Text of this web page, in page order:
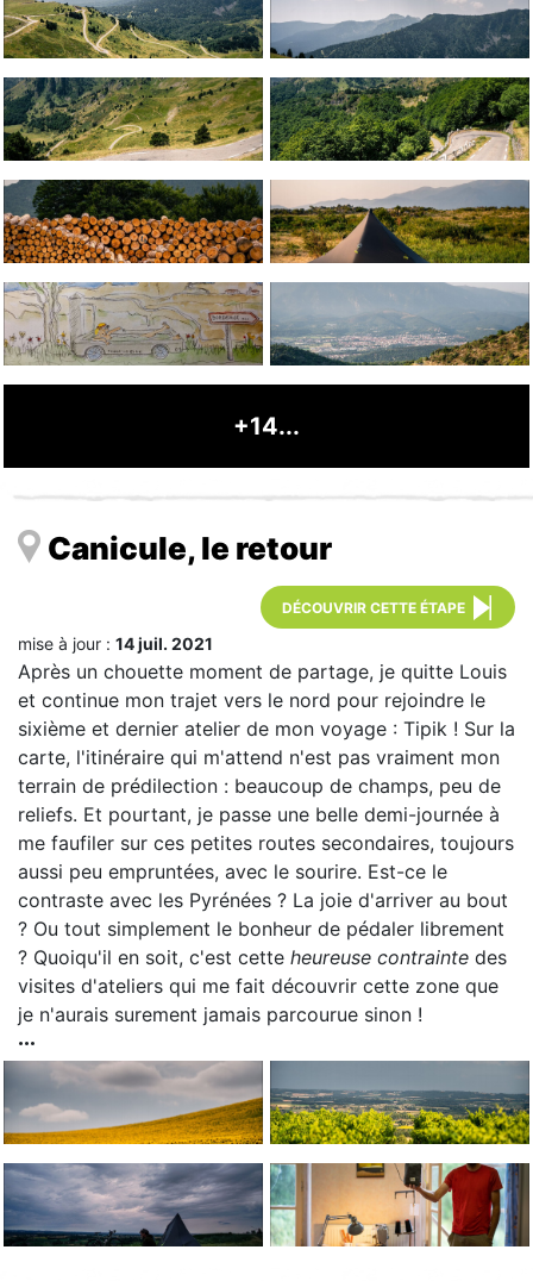
+14...
Canicule, le retour
DÉCOUVRIR CETTE ÉTAPE
mise à jour : 14 juil. 2021
Après un chouette moment de partage, je quitte Louis
et continue mon trajet vers le nord pour rejoindre le
sixième et dernier atelier de mon voyage : Tipik ! Sur la
carte, l'itinéraire qui m'attend n'est pas vraiment mon
terrain de prédilection : beaucoup de champs, peu de
reliefs. Et pourtant, je passe une belle demi-journée à
me faufiler sur ces petites routes secondaires, toujours
aussi peu empruntées, avec le sourire. Est-ce le
contraste avec les Pyrénées ? La joie d'arriver au bout
? Ou tout simplement le bonheur de pédaler librement
? Quoiqu'il en soit, c'est cette heureuse contrainte des
visites d'ateliers qui me fait découvrir cette zone que
je n'aurais surement jamais parcourue sinon !